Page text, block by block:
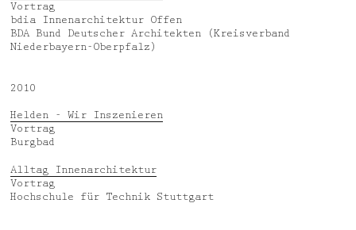
Vortrag
bdia Innenarchitektur Offen
BDA Bund Deutscher Architekten (Kreisverband
Niederbayern-Oberpfalz)
2010
Helden - Wir Inszenieren
Vortrag
Burgbad
Alltag Innenarchitektur
Vortrag
Hochschule für Technik Stuttgart